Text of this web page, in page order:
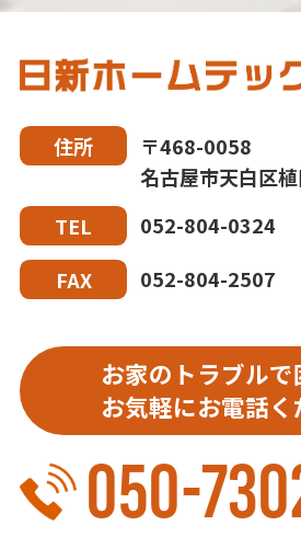
住所
〒468-0058
名古屋市天白区
TEL
052-804-0324
FAX
052-804-2507
お家のトラブルで
お気軽にお電話く
050-